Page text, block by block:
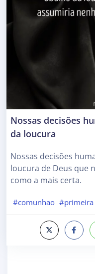
Nossas decisões
da loucura
Nossas decisões
loucura de Deus que
como a mais certa.
#comunhao #primeira